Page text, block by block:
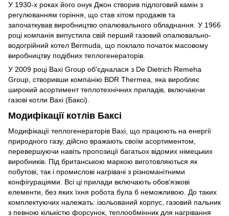
У 1930-х роках його онук Джон створив підлоговий камін з
регулюванням горіння, що став хітом продажів та
започаткував виробництво опалювального обладнання. У 1966
році компанія випустила свій перший газовий опалювально-
водогрійний котел Bermuda, що поклало початок масовому
виробництву подібних теплогенераторів.
У 2009 році Baxi Group об'єдналася з De Dietrich Remeha
Group, створивши компанію BDR Thermea, яка виробляє
широкий асортимент теплотехнічних приладів, включаючи
газові котли Baxi (Баксі).
Модифікації котлів Баксі
Модифікації теплогенераторів Baxi, що працюють на енергії
природного газу, дійсно вражають своїм асортиментом,
перевершуючи навіть пропозиції багатьох відомих німецьких
виробників. Під британською маркою виготовляються як
побутові, так і промислові нагрівачі з різноманітними
конфігураціями. Всі ці прилади включають обов'язкові
елементи, без яких їхня робота була б неможливою. До таких
комплектуючих належать: ізольований корпус, газовий пальник
з певною кількістю форсунок, теплообмінник для нагрівання